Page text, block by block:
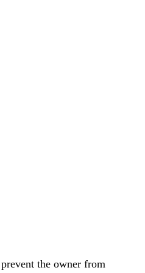
the owner from